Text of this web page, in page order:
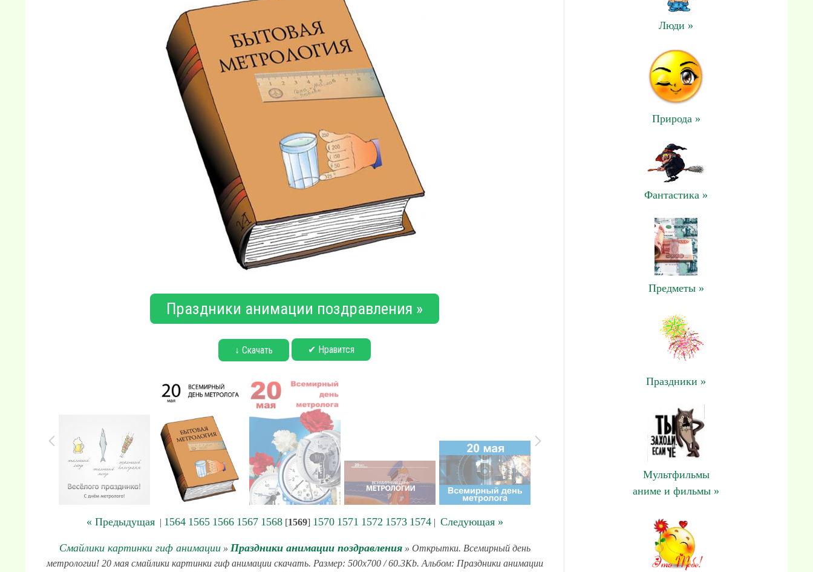
Праздники анимации поздравления »
↓ Скачать ✔ Нравится
« Предыдущая| 1564 1565 1566 1567 1568[1569] 1570 1571 1572 1573 1574| Следующая »
Смайлики картинки гиф анимации» Праздники анимации поздравления» Открытки. Всемирный день
метрологии! 20 мая смайлики картинки гиф анимации скачать. Размер: 500x700 / 60.3Kb. Альбом: Праздники анимации
Люди »
Природа »
Фантастика »
Предметы »
Праздники »
Мультфильмы
аниме и фильмы »